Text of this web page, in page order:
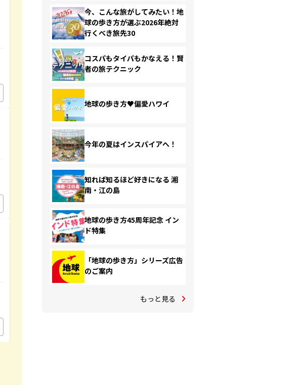
今、こんな旅がしてみたい！地
球の歩き方が選ぶ2026年絶対
行くべき旅先30
コスパもタイパもかなえる！賢
者の旅テクニック
地球の歩き方♥偏愛ハワイ
今年の夏はインスパイアへ！
知れば知るほど好きになる 湘
南・江の島
地球の歩き方45周年記念 イン
ド特集
「地球の歩き方」シリーズ広告
のご案内
もっと見る